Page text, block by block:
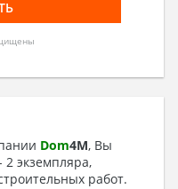
Dom4M, Вы
2 экземпляра,
работ.